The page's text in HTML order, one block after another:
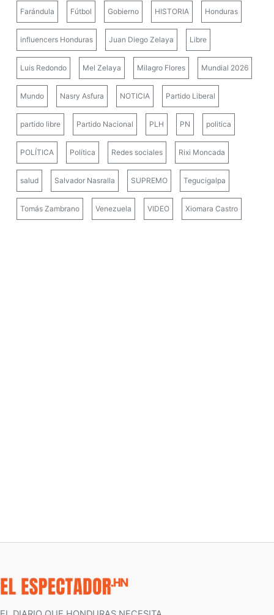
Farándula Fútbol Gobierno HISTORIA Honduras
influencers Honduras Juan Diego Zelaya Libre
Luis Redondo Mel Zelaya Milagro Flores Mundial 2026
Mundo Nasry Asfura NOTICIA Partido Liberal
partido libre Partido Nacional PLH PN politica
POLÍTICA Política Redes sociales Rixi Moncada
salud Salvador Nasralla SUPREMO Tegucigalpa
Tomás Zambrano Venezuela VIDEO Xiomara Castro